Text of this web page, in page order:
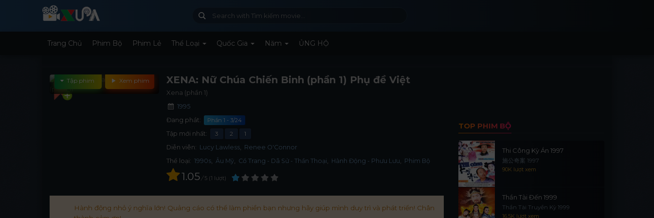
Trang Chủ Phim Bộ Phim Lẻ Thể Loại Quốc Gia Năm ỦNG HỘ
Xem phim
Tập phim XENA: Nữ Chúa Chiến Binh (phần 1) Phụ đề Việt
Xena (phần 1)
1995
Đang phát:
Phần 1 - 3/24
Tập mới nhất: 3 2
1
Diễn viên: Lucy Lawless
Renee O'Connor
Thể loại: 1990s, Âu Mỹ, Cổ Trang - Dã Sử - Thần Thoại, Hành Động - Phưu Lưu, Phim Bộ
1.05/ 5 1 lượt
Hành động nhỏ ý nghĩa lớn! Quảng cáo có thể làm phiền bạn nhưng hãy giúp mình duy trì và phát triển! Chân
TOP PHIM BỘ
Thi Công Kỳ Án 1997
施公奇案 1997
90K lượt xem
Thần Tài Đến 1999
Thần Tài Truyền Kỳ 1999
16.5K lượt xem